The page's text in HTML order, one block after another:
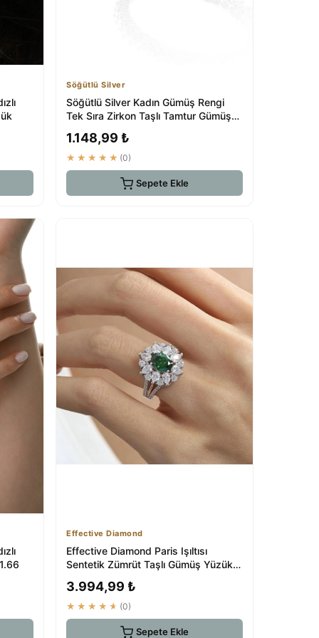
Söğütlü Silver
Söğütlü Silver Kadın Gümüş Rengi
Tek Sıra Zirkon Taşlı Tamtur Gümüş
1.148,99 ₺
★★★★★ (0)
Sepete Ekle
Effective Diamond
Effective Diamond Paris Işıltısı
Sentetik Zümrüt Taşlı Gümüş Yüzük |
3.994,99 ₺
★★★★★ (0)
Sepete Ekle